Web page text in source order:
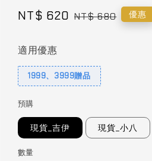
Sale
NT$ 620 Regular
NT$ 680 優惠
適用優惠
1999、3999贈品
預購
現貨_吉伊 現貨_小八
數量